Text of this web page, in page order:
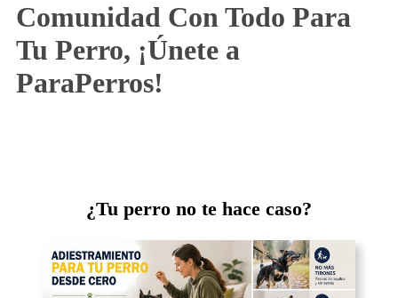
Comunidad Con Todo Para
Tu Perro, ¡Únete a
ParaPerros!
¿Tu perro no te hace caso?